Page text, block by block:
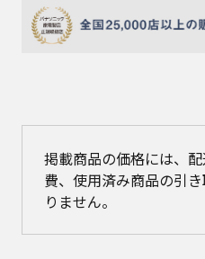
掲載商品の価格には、
費、使用済み商品の引
りません。